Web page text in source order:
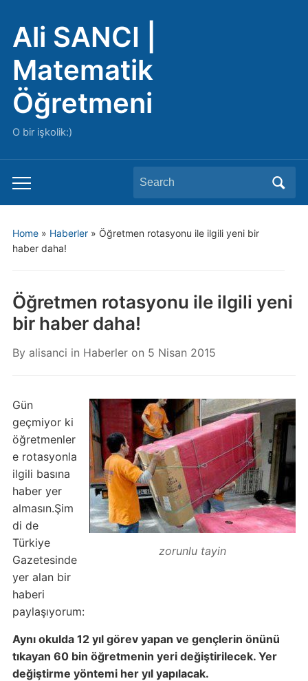
Ali SANCI |
Matematik
Öğretmeni
O bir işkolik:)
Toggle
mobile
Search
for:
Home» Haberler» Öğretmen rotasyonu ile ilgili yeni bir
haber daha!
Öğretmen rotasyonu ile ilgili yeni
bir haber daha!
By alisanci in Haberleron 5 Nisan 2015
zorunlu tayin
Gün
geçmiyor ki
öğretmenler
e rotasyonla
ilgili basına
haber yer
almasın.Şim
di de
Türkiye
Gazetesinde
yer alan bir
haberi
paylaşıyorum:
Aynı okulda 12 yıl görev yapan ve gençlerin önünü
tıkayan 60 bin öğretmenin yeri değiştirilecek. Yer
değiştirme yöntemi her yıl yapılacak.